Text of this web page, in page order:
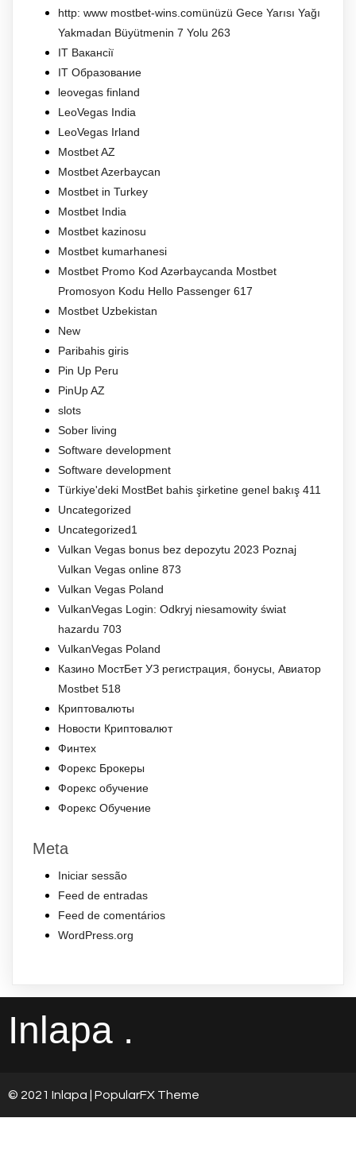
http: www mostbet-wins.comünüzü Gece Yarısı Yağı
Yakmadan Büyütmenin 7 Yolu 263
IT Вакансії
IT Образование
leovegas finland
LeoVegas India
LeoVegas Irland
Mostbet AZ
Mostbet Azerbaycan
Mostbet in Turkey
Mostbet India
Mostbet kazinosu
Mostbet kumarhanesi
Mostbet Promo Kod Azərbaycanda Mostbet
Promosyon Kodu Hello Passenger 617
Mostbet Uzbekistan
New
Paribahis giris
Pin Up Peru
PinUp AZ
slots
Sober living
Software development
Software development
Türkiye'deki MostBet bahis şirketine genel bakış 411
Uncategorized
Uncategorized1
Vulkan Vegas bonus bez depozytu 2023 Poznaj
Vulkan Vegas online 873
Vulkan Vegas Poland
VulkanVegas Login: Odkryj niesamowity świat
hazardu 703
VulkanVegas Poland
Казино МостБет УЗ регистрация, бонусы, Авиатор
Mostbet 518
Криптовалюты
Новости Криптовалют
Финтех
Форекс Брокеры
Форекс обучение
Форекс Обучение
Meta
Iniciar sessão
Feed de entradas
Feed de comentários
WordPress.org
Inlapa .
© 2021 Inlapa | PopularFX Theme